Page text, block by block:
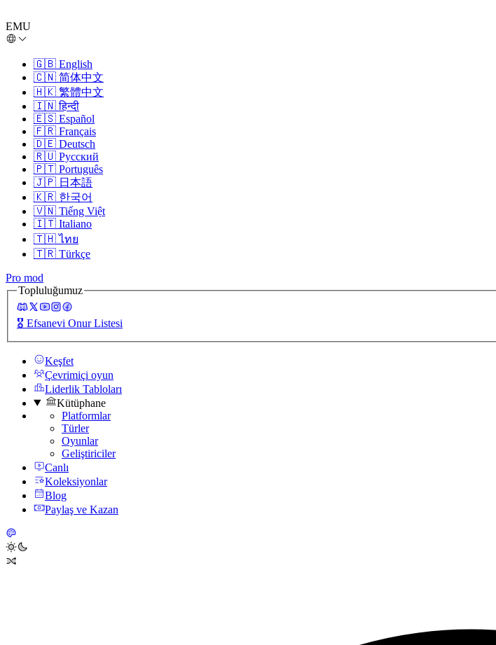
EMU
🇬🇧 English
🇨🇳 简体中文
🇭🇰 繁體中文
🇮🇳 हिन्दी
🇪🇸 Español
🇫🇷 Français
🇩🇪 Deutsch
🇷🇺 Русский
🇵🇹 Português
🇯🇵 日本語
🇰🇷 한국어
🇻🇳 Tiếng Việt
🇮🇹 Italiano
🇹🇭 ไทย
🇹🇷 Türkçe
Pro mod
Topluluğumuz
🎖️ Efsanevi Onur Listesi
Keşfet
Çevrimiçi oyun
Liderlik Tabloları
Kütüphane
Platformlar
Türler
Oyunlar
Geliştiriciler
Canlı
Koleksiyonlar
Blog
Paylaş ve Kazan